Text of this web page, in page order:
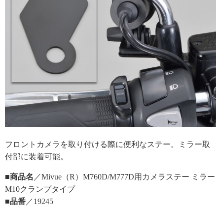
フロントカメラを取り付ける際に便利なステー。ミラー取
付部に装着可能。
■商品名 ／Mivue（R）M760D/M777D用カメラステー ミラー
M10クランプタイプ
■品番 ／19245